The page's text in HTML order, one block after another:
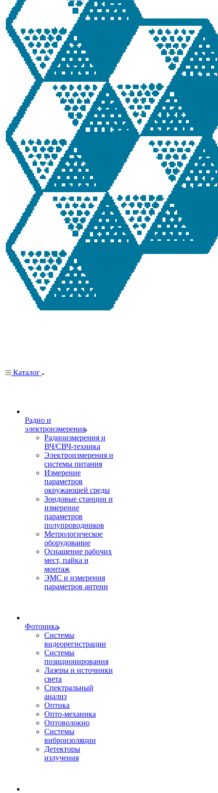
Каталог
Радио и
электроизмерения
Радиоизмерения и
ВЧ/СВЧ-техника
Электроизмерения и
системы питания
Измерение
параметров
окружающей среды
Зондовые станции и
измерение
параметров
полупроводников
Метрологическое
оборудование
Оснащение рабочих
мест, пайка и
монтаж
ЭМС и измерения
параметров антенн
Фотоника
Cистемы
видеорегистрации
Системы
позиционирования
Лазеры и источники
света
Спектральный
анализ
Оптика
Опто-механика
Оптоволокно
Системы
виброизоляции
Детекторы
излучения